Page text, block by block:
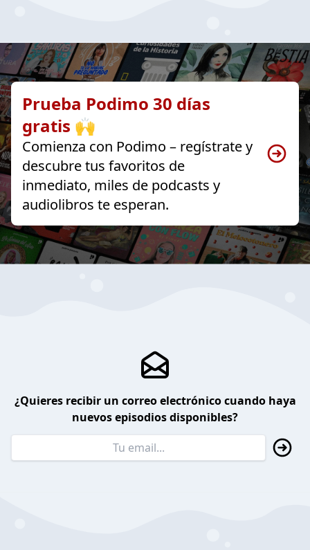
Prueba Podimo 30 días
gratis 🙌
Comienza con Podimo – regístrate y
descubre tus favoritos de
inmediato, miles de podcasts y
audiolibros te esperan.
¿Quieres recibir un correo electrónico cuando haya
nuevos episodios disponibles?